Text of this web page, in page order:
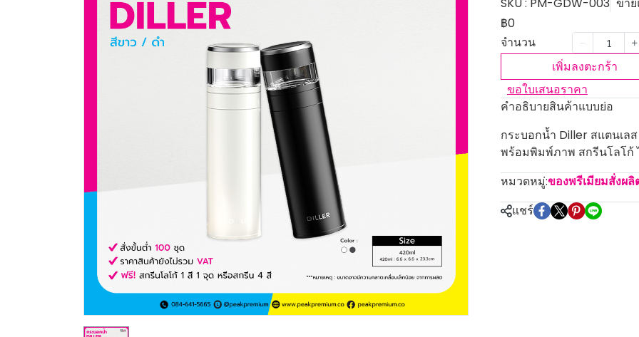
฿0
จำนวน
เพิ่มลงตะกร้า
ขอใบเสนอราคา
คำอธิบายสินค้าแบบย่อ
กระบอกน้ำ Diller สแตนเ
พร้อมพิมพ์ภาพ สกรีนโลโก้
หมวดหมู่:ของพรีเมียมสั่งผ
แชร์